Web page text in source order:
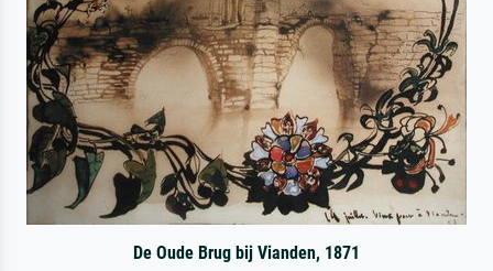
De Oude Brug bij Vianden, 1871